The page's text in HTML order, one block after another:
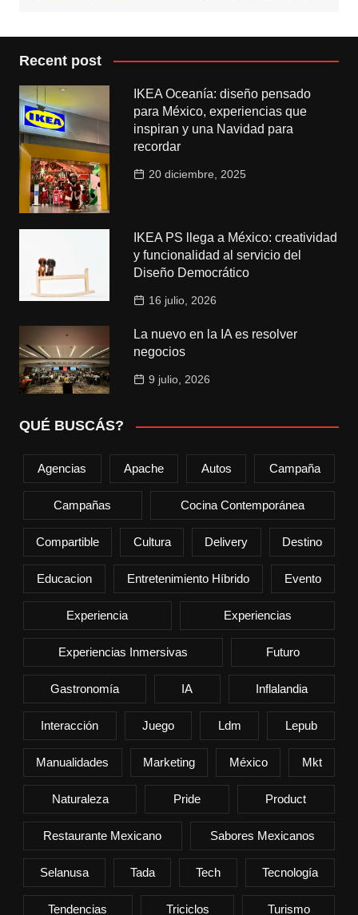
Recent post
IKEA Oceanía: diseño pensado
para México, experiencias que
inspiran y una Navidad para
recordar
20 diciembre, 2025
IKEA PS llega a México: creatividad
y funcionalidad al servicio del
Diseño Democrático
16 julio, 2026
La nuevo en la IA es resolver
negocios
9 julio, 2026
QUÉ BUSCÁS?
Agencias Apache Autos Campaña
Campañas Cocina Contemporánea
Compartible Cultura Delivery Destino
Educacion Entretenimiento Híbrido Evento
Experiencia Experiencias
Experiencias Inmersivas Futuro
Gastronomía IA Inflalandia
Interacción Juego Ldm Lepub
Manualidades Marketing México Mkt
Naturaleza Pride Product
Restaurante Mexicano Sabores Mexicanos
Selanusa Tada Tech Tecnología
Tendencias Triciclos Turismo